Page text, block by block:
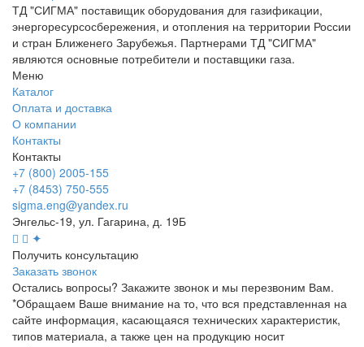
ТД "СИГМА" поставищик оборудования для газификации,
энергоресурсосбережения, и отопления на территории России
и стран Ближенего Зарубежья. Партнерами ТД "СИГМА"
являются основные потребители и поставщики газа.
Меню
Каталог
Оплата и доставка
О компании
Контакты
Контакты
+7 (800) 2005-155
+7 (8453) 750-555
sigma.eng@yandex.ru
Энгельс-19, ул. Гагарина, д. 19Б
✦
Получить консультацию
Заказать звонок
Остались вопросы? Закажите звонок и мы перезвоним Вам.
*Обращаем Ваше внимание на то, что вся представленная на
сайте информация, касающаяся технических характеристик,
типов материала, а также цен на продукцию носит